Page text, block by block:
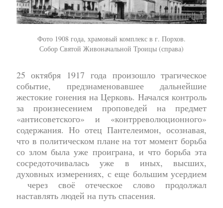
Фото 1908 года, храмовый комплекс в г. Порхов.
Собор Святой Живоначальной Троицы (справа)
25 октября 1917 года произошло трагическое
событие, предзнаменовавшее дальнейшие
жестокие гонения на Церковь. Начался контроль
за произнесением проповедей на предмет
«антисоветского» и «контрреволюционного»
содержания. Но отец Пантелеимон, осознавая,
что в политическом плане на тот момент борьба
со злом была уже проиграна, и что борьба эта
сосредоточивалась уже в иных, высших,
духовных измерениях, с еще большим усердием
через своё отеческое слово продолжал
наставлять людей на путь спасения.